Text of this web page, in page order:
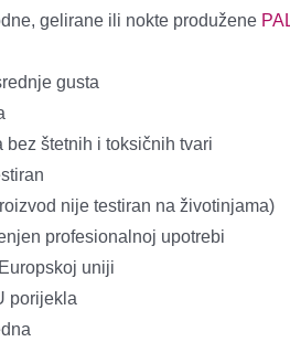
gelirane ili nokte produžene
gusta
bez štetnih i toksičnih tvari
nije testiran na životinjama)
profesionalnoj upotrebi
uniji
porijekla